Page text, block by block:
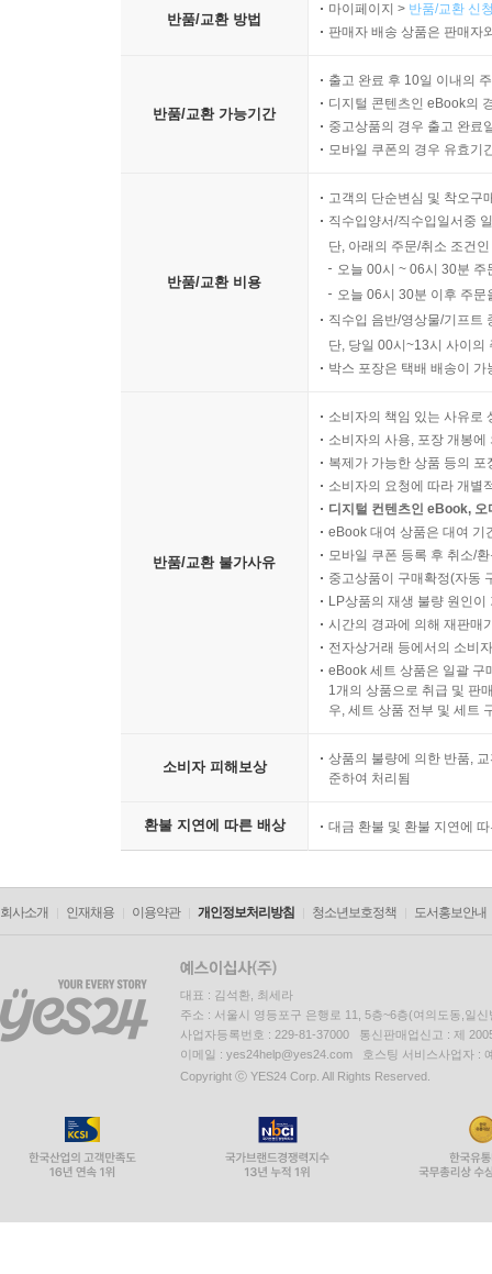
반품/교환 방법
마이페이지 > 반품/교환 신
판매자 배송 상품은 판매자
반품/교환 가능기간
출고 완료 후 10일 이내의
디지털 콘텐츠인 eBook의
중고상품의 경우 출고 완료
모바일 쿠폰의 경우 유효기
반품/교환 비용
고객의 단순변심 및 착오구
직수입양서/직수입일서중
단, 아래의 주문/취소 조건
오늘 00시 ~ 06시 30분
오늘 06시 30분 이후 주
직수입 음반/영상물/기프트
단, 당일 00시~13시 사이의
박스 포장은 택배 배송이
반품/교환 불가사유
소비자의 책임 있는 사유로
소비자의 사용, 포장 개봉
복제가 가능한 상품 등의
소비자의 요청에 따라 개별
디지털 컨텐츠인 eBook,
eBook 대여 상품은 대여 기
모바일 쿠폰 등록 후 취소/
중고상품이 구매확정(자동
LP상품의 재생 불량 원인
시간의 경과에 의해 재판매
전자상거래 등에서의 소비
eBook 세트 상품은 일괄 구
1개의 상품으로 취급 및 판
우, 세트 상품 전부 및 세트
소비자 피해보상
상품의 불량에 의한 반품,
준하여 처리됨
환불 지연에 따른 배상 대금 환불 및 환불 지연에
회사소개 인재채용 이용약관 개인정보처리방침 청소년보호정책 도서홍보안내
대표 : 김석환, 최세라
주소 : 서울시 영등포구 은행로 11, 5층~6층(여의도동,일신
사업자등록번호 : 229-81-37000 통신판매업신고 : 제
이메일 : yes24help@yes24.com 호스팅 서비스사업자 :
Copyright ⓒ YES24 Corp. All Rights Reserved.